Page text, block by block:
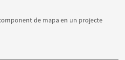
de mapa en un projecte